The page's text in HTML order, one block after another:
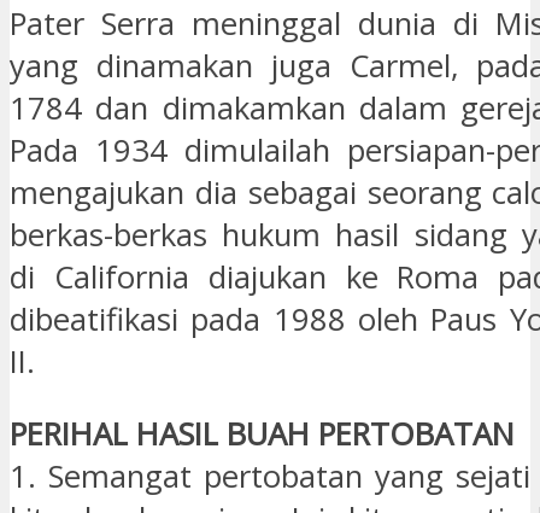
Pater Serra meninggal dunia di
yang dinamakan juga Carmel,
1784 dan dimakamkan dalam
Pada 1934 dimulailah persiapan-
mengajukan dia sebagai seorang
berkas-berkas hukum hasil sidang
di California diajukan ke Roma
dibeatifikasi pada 1988 oleh Paus
II.
PERIHAL HASIL BUAH PERTOBATAN
1. Semangat pertobatan yang